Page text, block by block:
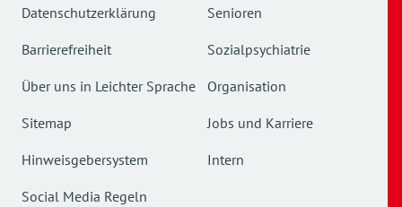
Datenschutzerklärung
Barrierefreiheit
Über uns in Leichter Sprache
Sitemap
Hinweisgebersystem
Social Media Regeln
Senioren
Sozialpsychiatrie
Organisation
Jobs und Karriere
Intern